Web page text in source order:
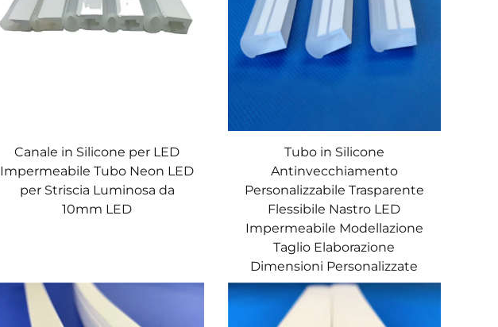
Canale in Silicone per LED
Impermeabile Tubo Neon LED
per Striscia Luminosa da
10mm LED
Tubo in Silicone
Antinvecchiamento
Personalizzabile Trasparente
Flessibile Nastro LED
Impermeabile Modellazione
Taglio Elaborazione
Dimensioni Personalizzate